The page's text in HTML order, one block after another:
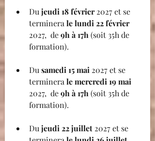
Du jeudi 18 février 2027 et se
terminera le lundi 22 février
2027, de 9h à 17h (soit 35h de
formation).
Du samedi 15 mai 2027 et se
terminera le mercredi 19 mai
2027, de 9h à 17h (soit 35h de
formation).
Du jeudi 22 juillet 2027 et se